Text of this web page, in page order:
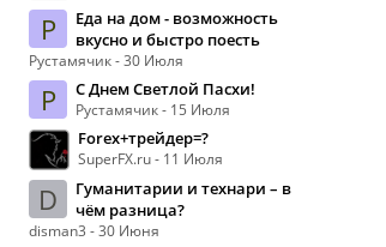
Р
Еда на дом - возможность
вкусно и быстро поесть
Рустамячик - 30 Июля
Р С Днем Светлой Пасхи!
Рустамячик - 15 Июля
Forex+трейдер=?
SuperFX.ru - 11 Июля
D
Гуманитарии и технари – в
чём разница?
disman3 - 30 Июня